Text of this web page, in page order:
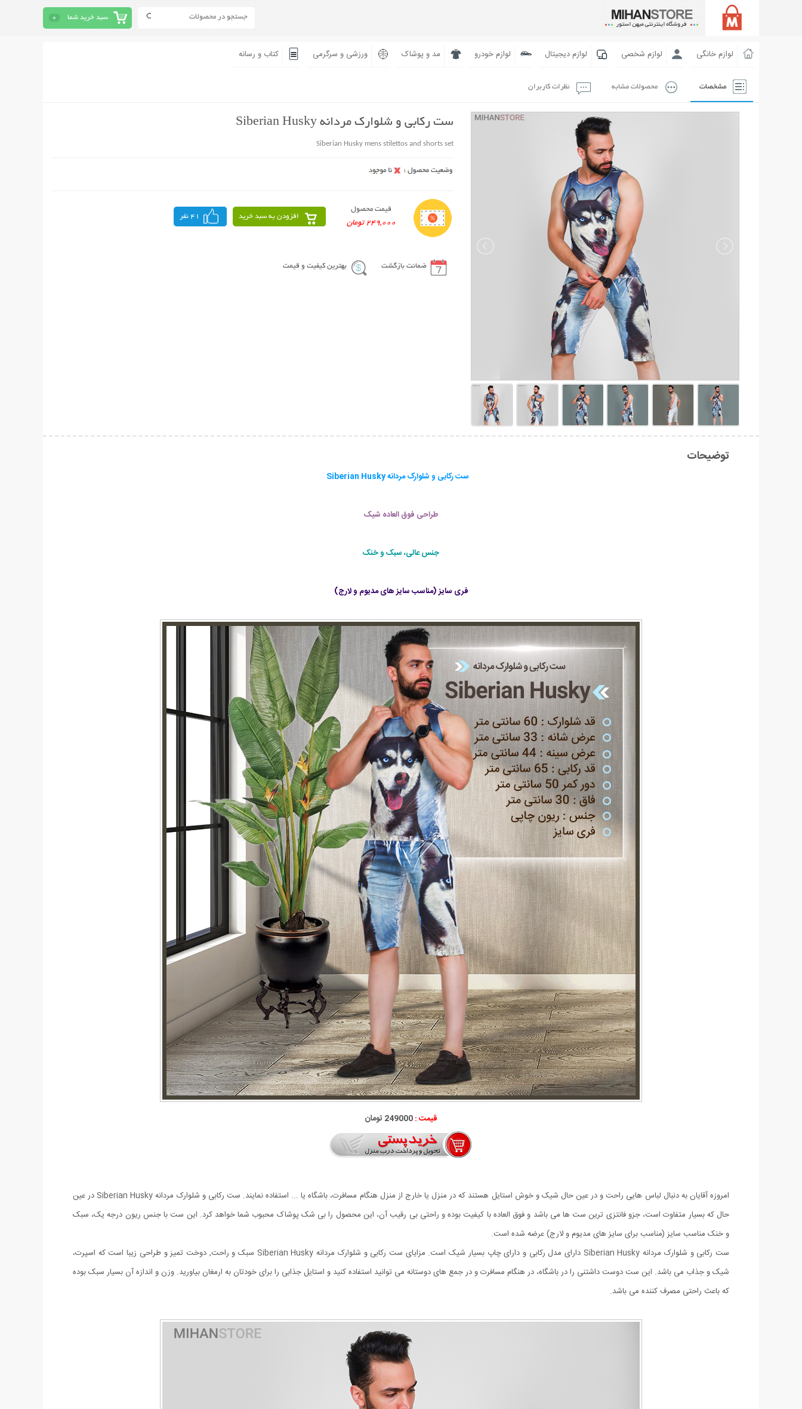
سبد خرید شما 0
لوازم خانگی لوازم شخصی لوازم دیجیتال لوازم خودرو مد و پوشاک ورزشی و سرگرمی کتاب و رسانه
مشخصات محصولات مشابه نظرات کاربران
ست رکابی و شلوارک مردانه Siberian Husky
Siberian Husky mens stilettos and shorts set
قیمت محصول
249,000 تومان
افزودن به سبد خرید 41 نفر
ضمانت بازگشت بهترین کیفیت و قیمت
توضیحات
ست رکابی و شلوارک مردانه Siberian Husky
طراحی فوق العاده شیک
جنس عالی، سبک و خنک
فری سایز (مناسب سایز های مدیوم و لارج)
قیمت :249000 تومان
امروزه آقایان به دنبال لباس هایی راحت و در عین حال شیک و خوش استایل هستند که در منزل یا خارج از منزل هنگام مسافرت، باشگاه یا ... استفاده نمایند. ست رکابی و شلوارک مردانه Siberian Husky در عین
حال که بسیار متفاوت است، جزو فانتزی ترین ست ها می باشد و فوق العاده با کیفیت بوده و راحتی بی رقیب آن، این محصول را بی شک پوشاک محبوب شما خواهد کرد. این ست با جنس ریون درجه یک، سبک
و خنک مناسب سایز (مناسب برای سایز های مدیوم و لارج) عرضه شده است.
ست رکابی و شلوارک مردانه Siberian Husky دارای مدل رکابی و دارای چاپ بسیار شیک است. مزايای ست رکابی و شلوارک مردانه Siberian Husky سبک و راحت, دوخت تميز و طراحی زیبا است که اسپرت،
شیک و جذاب می باشد. این ست دوست داشتنی را در باشگاه، در هنگام مسافرت و در جمع های دوستانه می توانید استفاده کنید و استایل جذابی را برای خودتان به ارمغان بیاورید. وزن و اندازه آن بسیار سبک بوده
که باعث راحتی مصرف کننده می باشد.